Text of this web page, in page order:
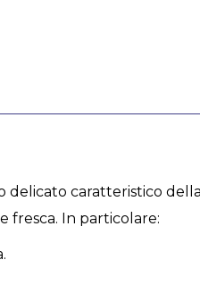
delicato caratteristico
fresca. In particolare: